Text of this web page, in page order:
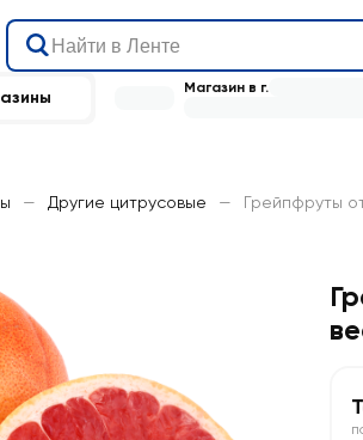
Магазин в г.
— Другие цитрусовые — Грейпфруты